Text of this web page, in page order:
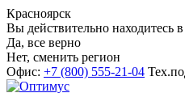
Красноярск
Вы действительно находитесь
Да, все верно
Нет, сменить регион
Офис: +7 (800) 555-21-04